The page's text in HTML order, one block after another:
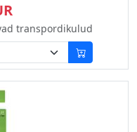
transpordikulud